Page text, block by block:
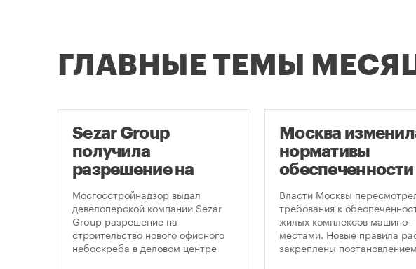
ГЛАВНЫЕ ТЕМЫ
Sezar Group
получила
разрешение на
строительство
небоскреба в
«Москва-Сити»
Мосгосстройнадзор выдал
девелоперской компании Sezar
Group разрешение на
строительство нового офисного
небоскреба в деловом центре
Москва
нормативы
обеспеченности
новостроек
парковками
Власти Москвы
требования к
жилых комплексов машино-
местами. Новые правила
закреплены постановлением